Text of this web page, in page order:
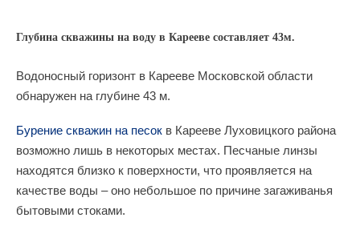
Глубина скважины на воду в Карееве составляет 43м.
Водоносный горизонт в Карееве Московской области
обнаружен на глубине 43 м.
Бурение скважин на песок в Карееве Луховицкого района
возможно лишь в некоторых местах. Песчаные линзы
находятся близко к поверхности, что проявляется на
качестве воды – оно небольшое по причине загаживанья
бытовыми стоками.